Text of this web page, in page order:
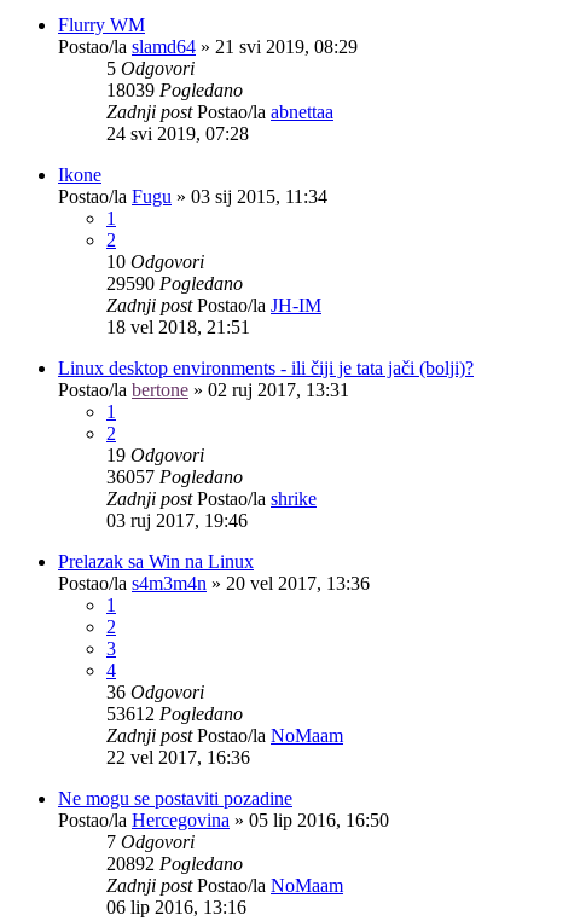
Flurry WM
Postao/la slamd64 » 21 svi 2019, 08:29
5 Odgovori
18039 Pogledano
Zadnji postPostao/la abnettaa
24 svi 2019, 07:28
Ikone
Postao/la Fugu » 03 sij 2015, 11:34
1
2
10 Odgovori
29590 Pogledano
Zadnji postPostao/la JH-IM
18 vel 2018, 21:51
Linux desktop environments - ili čiji je tata jači (bolji)?
Postao/la bertone » 02 ruj 2017, 13:31
1
2
19 Odgovori
36057 Pogledano
Zadnji postPostao/la shrike
03 ruj 2017, 19:46
Prelazak sa Win na Linux
Postao/la s4m3m4n » 20 vel 2017, 13:36
1
2
3
4
36 Odgovori
53612 Pogledano
Zadnji postPostao/la NoMaam
22 vel 2017, 16:36
Ne mogu se postaviti pozadine
Postao/la Hercegovina » 05 lip 2016, 16:50
7 Odgovori
20892 Pogledano
Zadnji postPostao/la NoMaam
06 lip 2016, 13:16